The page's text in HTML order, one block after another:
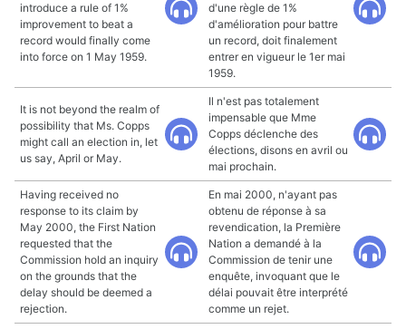
introduce a rule of 1%
improvement to beat a
record would finally come
into force on 1 May 1959.
d'une règle de 1%
d'amélioration pour battre
un record, doit finalement
entrer en vigueur le 1er mai
1959.
It is not beyond the realm of
possibility that Ms. Copps
might call an election in, let
us say, April or May.
Il n'est pas totalement
impensable que Mme
Copps déclenche des
élections, disons en avril ou
mai prochain.
Having received no
response to its claim by
May 2000, the First Nation
requested that the
Commission hold an inquiry
on the grounds that the
delay should be deemed a
rejection.
En mai 2000, n'ayant pas
obtenu de réponse à sa
revendication, la Première
Nation a demandé à la
Commission de tenir une
enquête, invoquant que le
délai pouvait être interprété
comme un rejet.